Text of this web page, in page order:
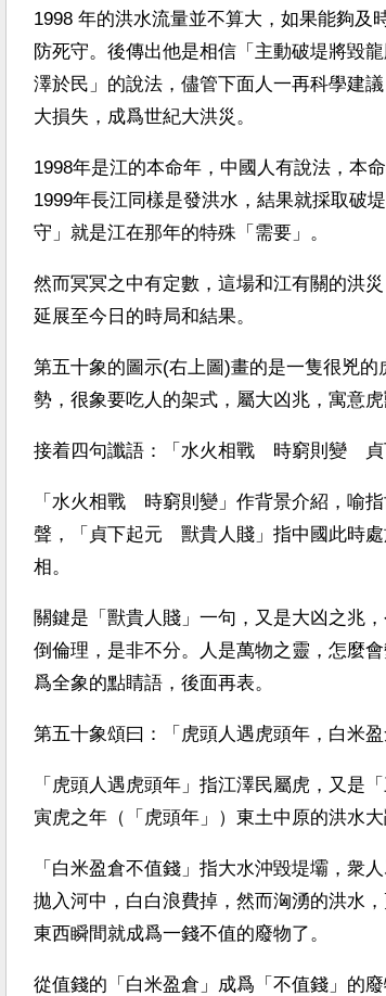
1998 年的洪水流量並不算大，如果能夠及
防死守。後傳出他是相信「主動破堤將毀
澤於民」的說法，儘管下面人一再科學建
大損失，成爲世紀大洪災。
1998年是江的本命年，中國人有說法，本
1999年長江同樣是發洪水，結果就採取破
守」就是江在那年的特殊「需要」。
然而冥冥之中有定數，這場和江有關的洪
延展至今日的時局和結果。
第五十象的圖示(右上圖)畫的是一隻很兇
勢，很象要吃人的架式，屬大凶兆，寓意虎
接着四句讖語：「水火相戰　時窮則變　貞
「水火相戰　時窮則變」作背景介紹，喻
聲，「貞下起元　獸貴人賤」指中國此時
相。
關鍵是「獸貴人賤」一句，又是大凶之兆
倒倫理，是非不分。人是萬物之靈，怎麼
爲全象的點睛語，後面再表。
第五十象頌曰：「虎頭人遇虎頭年，白米
「虎頭人遇虎頭年」指江澤民屬虎，又是
寅虎之年（「虎頭年」）東土中原的洪水大
「白米盈倉不值錢」指大水沖毀堤壩，衆
拋入河中，白白浪費掉，然而洶湧的洪水
東西瞬間就成爲一錢不值的廢物了。
從值錢的「白米盈倉」成爲「不值錢」的